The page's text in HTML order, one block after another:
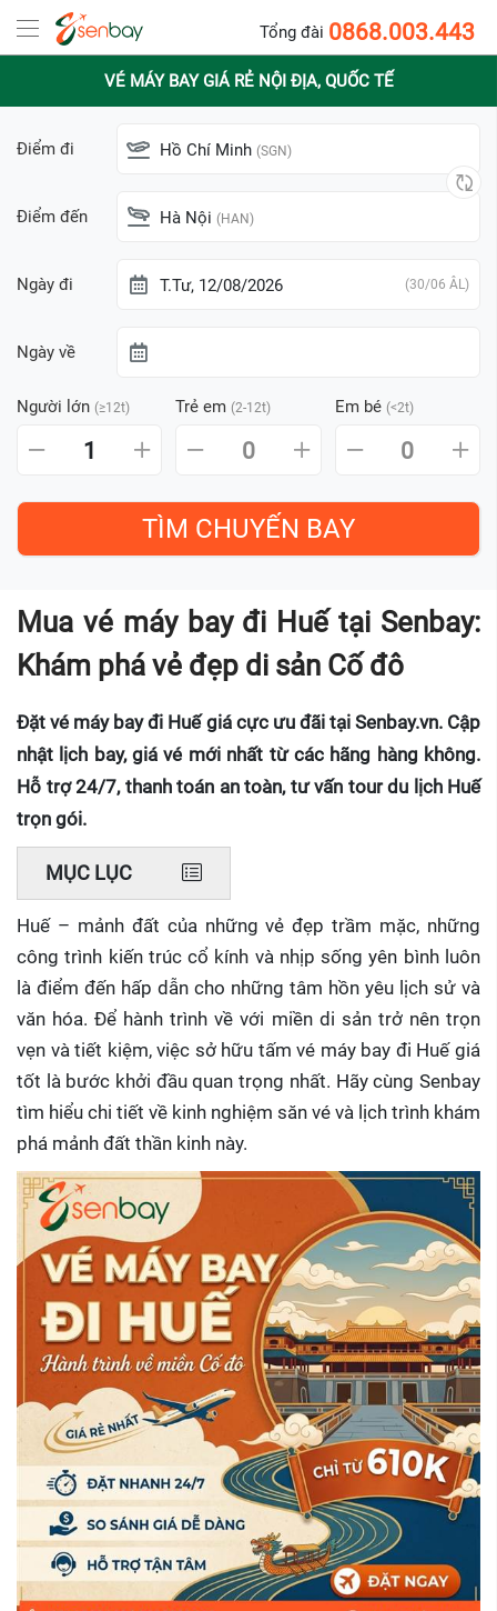
Tổng đài 0868.003.443
VÉ MÁY BAY GIÁ RẺ NỘI ĐỊA, QUỐC TẾ
Điểm đi Hồ Chí Minh (SGN)
Điểm đến Hà Nội (HAN)
Ngày đi T.Tư, 12/08/2026 (30/06 ÂL)
Ngày về
Người lớn (≥12t) Trẻ em (2-12t) Em bé (<2t)
1 0 0
Mua vé máy bay đi Huế tại Senbay:
Khám phá vẻ đẹp di sản Cố đô
Đặt vé máy bay đi Huế giá cực ưu đãi tại Senbay.vn. Cập
nhật lịch bay, giá vé mới nhất từ các hãng hàng không.
Hỗ trợ 24/7, thanh toán an toàn, tư vấn tour du lịch Huế
trọn gói.
MỤC LỤC
Huế – mảnh đất của những vẻ đẹp trầm mặc, những
công trình kiến trúc cổ kính và nhịp sống yên bình luôn
là điểm đến hấp dẫn cho những tâm hồn yêu lịch sử và
văn hóa. Để hành trình về với miền di sản trở nên trọn
vẹn và tiết kiệm, việc sở hữu tấm vé máy bay đi Huế giá
tốt là bước khởi đầu quan trọng nhất. Hãy cùng Senbay
tìm hiểu chi tiết về kinh nghiệm săn vé và lịch trình khám
phá mảnh đất thần kinh này.